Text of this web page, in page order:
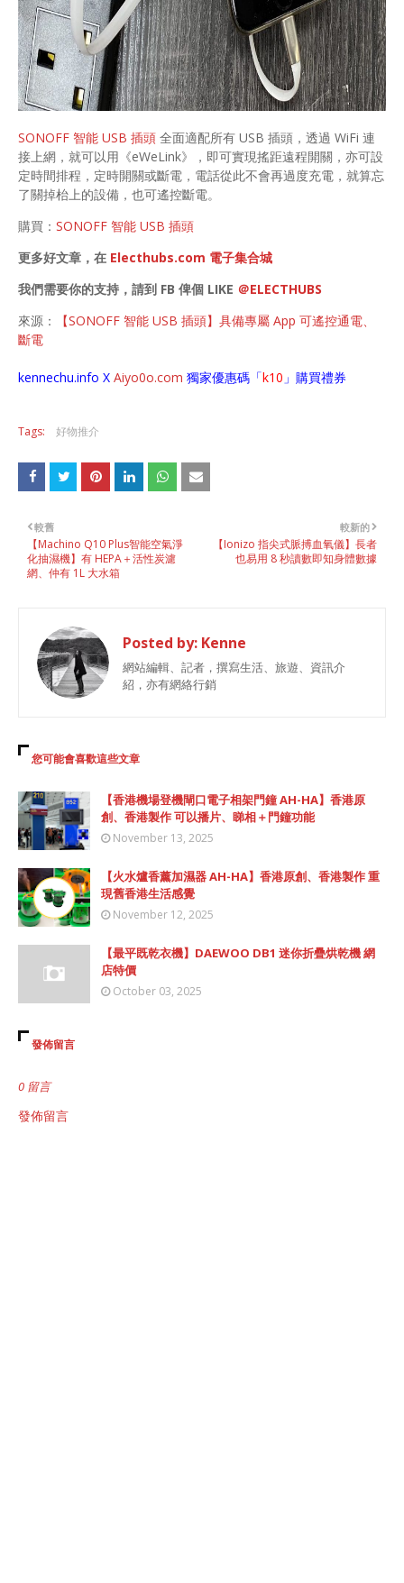
SONOFF 智能 USB 插頭 全面適配所有 USB 插頭，透過 WiFi 連
接上網，就可以用《eWeLink》，即可實現搖距遠程開關，亦可設
定時間排程，定時開關或斷電，電話從此不會再過度充電，就算忘
了關掉枱上的設備，也可遙控斷電。
購買： SONOFF 智能 USB 插頭
更多好文章，在 Electhubs.com 電子集合城
我們需要你的支持，請到 FB 俾個 LIKE ＠ELECTHUBS
來源：
【SONOFF 智能 USB 插頭】具備專屬 App 可遙控通電、
斷電
kennechu.info X Aiyo0o.com 獨家優惠碼「k10 」購買禮券
Tags: 好物推介
較新的
【Ionizo 指尖式脈搏血氧儀】長者
也易用 8 秒讀數即知身體數據
較舊
【Machino Q10 Plus智能空氣淨
化抽濕機】有 HEPA＋活性炭濾
網、仲有 1L 大水箱
Posted by: Kenne
網站編輯、記者，撰寫生活、旅遊、資訊介
紹，亦有網絡行銷
您可能會喜歡這些文章
【香港機場登機閘口電子相架門鐘 AH-HA】香港原
創、香港製作 可以播片、睇相＋門鐘功能
November 13, 2025
【火水爐香薰加濕器 AH-HA】香港原創、香港製作 重
現舊香港生活感覺
November 12, 2025
【最平既乾衣機】DAEWOO DB1 迷你折疊烘乾機 網
店特價
October 03, 2025
發佈留言
0 留言
發佈留言